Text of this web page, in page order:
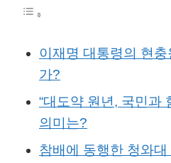
이재명 대통령의 현
가?
“대도약 원년, 국민과
의미는?
참배에 동행한 청와